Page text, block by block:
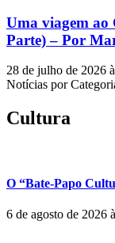
Uma viagem ao
Parte) – Por
28 de julho de 2026
Notícias por
Cultura
O “Bate-Papo
6 de agosto de 2026